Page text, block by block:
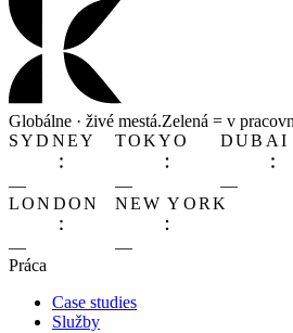
Globálne · živé mestá.Zelená = v
SYDNEY
—
TOKYO
—
DUBAI
—
LONDON
—
NEW YORK
—
Práca
Case studies
Služby